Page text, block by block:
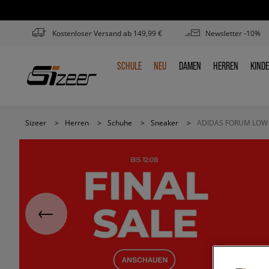
Kostenloser Versand ab 149,99 € Newsletter -10%
SCHULE
SCHULE NEU
NEU DAMEN
DAMEN HERREN
HERREN
Sizeer > Herren > Schuhe > Sneaker > ADIDAS FORUM LOW